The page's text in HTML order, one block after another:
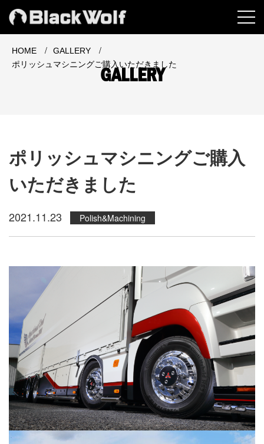
HOME / GALLERY
/
ポリッシュマシニングご購入いただきました
GALLERY
ポリッシュマシニングご購入
いただきました
2021.11.23 Polish&Machining